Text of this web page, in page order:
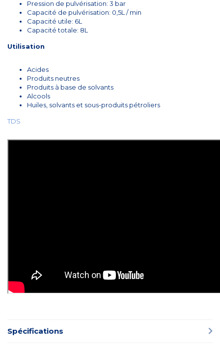
Pression de pulvérisation: 3 bar
Capacité de pulvérisation: 0,5L / min
Capacité utile: 6L
Capacité totale: 8L
Utilisation
Acides
Produits neutres
Produits à base de solvants
Alcools
Huiles, solvants et sous-produits pétroliers
TDS
Spécifications